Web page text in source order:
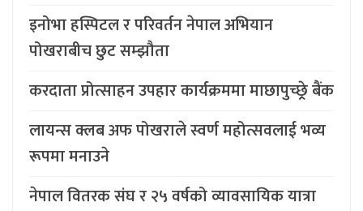
इनोभा हस्पिटल र परिवर्तन नेपाल अभियान
पोखराबीच छुट सम्झौता
करदाता प्रोत्साहन उपहार कार्यक्रममा माछापुच्छ्र्रे बैंक
लायन्स क्लब अफ पोखराले स्वर्ण महोत्सवलाई भव्य
रूपमा मनाउने
नेपाल वितरक संघ र २५ वर्षको व्यावसायिक यात्रा